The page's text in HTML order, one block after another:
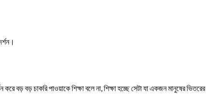
বড় বড় চাকরি পাওয়াকে শিক্ষা বলে না, শিক্ষা হচ্ছে সেটা যা একজন মানুষের ভিতরের